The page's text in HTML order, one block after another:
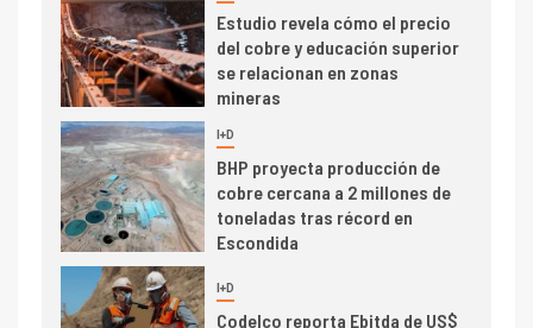
Estudio revela cómo el precio
del cobre y educación superior
se relacionan en zonas
mineras
6 I+D
BHP proyecta producción de
cobre cercana a 2 millones de
toneladas tras récord en
Escondida
I+D
Codelco reporta Ebitda de US$